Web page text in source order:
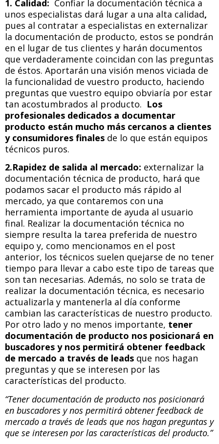
1. Calidad: Confiar la documentación técnica a
unos especialistas dará lugar a una alta calidad,
pues al contratar a especialistas en externalizar
la documentación de producto, estos se pondrán
en el lugar de tus clientes y harán documentos
que verdaderamente coincidan con las preguntas
de éstos. Aportarán una visión menos viciada de
la funcionalidad de vuestro producto, haciendo
preguntas que vuestro equipo obviaría por estar
tan acostumbrados al producto. Los
profesionales dedicados a documentar
producto están mucho más cercanos a clientes
y consumidores finales de lo que están equipos
técnicos puros.
2.Rapidez de salida al mercado: externalizar la
documentación técnica de producto, hará que
podamos sacar el producto más rápido al
mercado, ya que contaremos con una
herramienta importante de ayuda al usuario
final. Realizar la documentación técnica no
siempre resulta la tarea preferida de nuestro
equipo y, como mencionamos en el post
anterior, los técnicos suelen quejarse de no tener
tiempo para llevar a cabo este tipo de tareas que
son tan necesarias. Además, no solo se trata de
realizar la documentación técnica, es necesario
actualizarla y mantenerla al día conforme
cambian las características de nuestro producto.
Por otro lado y no menos importante, tener
documentación de producto nos posicionará en
buscadores y nos permitirá obtener feedback
de mercado a través de leads que nos hagan
preguntas y que se interesen por las
características del producto.
“Tener documentación de producto nos posicionará
en buscadores y nos permitirá obtener feedback de
mercado a través de leads que nos hagan preguntas y
que se interesen por las características del producto.”